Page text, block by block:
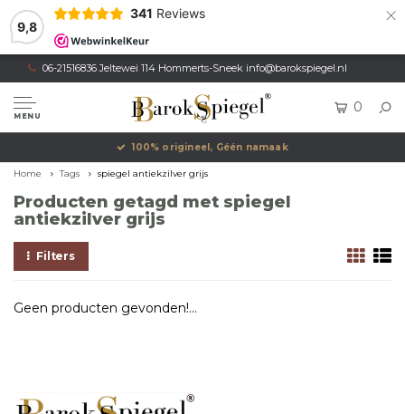
9,8
341 Reviews ×
06-21516836 Jeltewei 114 Hommerts-Sneek info@barokspiegel.nl
MENU
0
100% origineel, Géén namaak
Home Tags spiegel antiekzilver grijs
Producten getagd met spiegel
antiekzilver grijs
Filters
Geen producten gevonden!...